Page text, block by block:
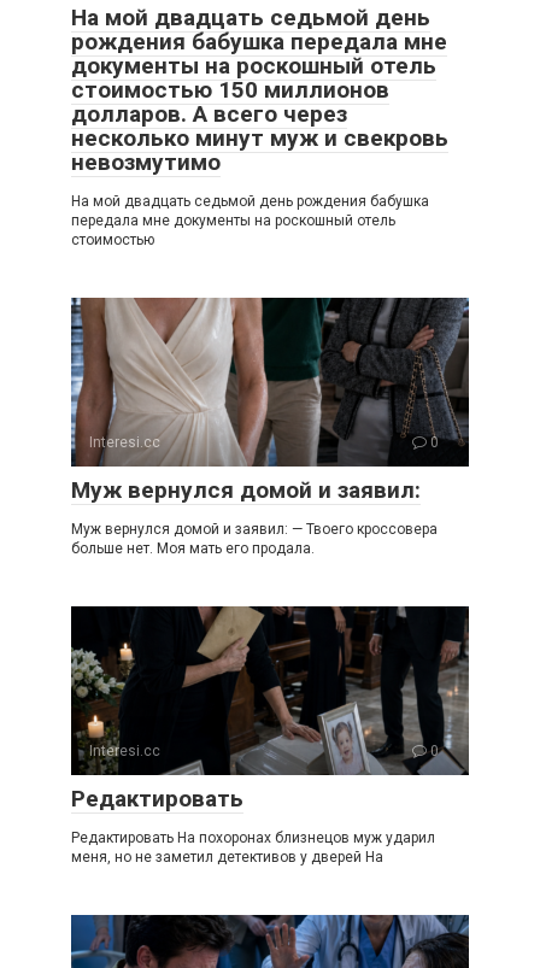
На мой двадцать седьмой день
рождения бабушка передала мне
документы на роскошный отель
стоимостью 150 миллионов
долларов. А всего через
несколько минут муж и свекровь
невозмутимо
На мой двадцать седьмой день рождения бабушка
передала мне документы на роскошный отель
стоимостью
Interesi.cc 0
Муж вернулся домой и заявил:
Муж вернулся домой и заявил: — Твоего кроссовера
больше нет. Моя мать его продала.
Interesi.cc 0
Редактировать
Редактировать На похоронах близнецов муж ударил
меня, но не заметил детективов у дверей На